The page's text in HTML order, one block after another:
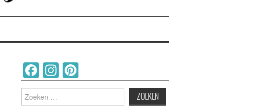
Facebook
Instagram
Zoeken
naar: